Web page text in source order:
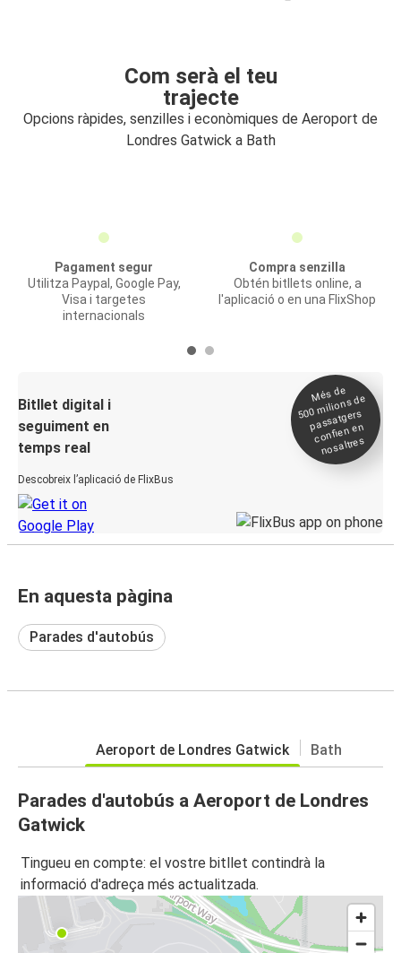
Com serà el teu
trajecte
Opcions ràpides, senzilles i econòmiques de Aeroport de
Londres Gatwick a Bath
Pagament segur
Utilitza Paypal, Google Pay,
Visa i targetes
internacionals
Compra senzilla
Obtén bitllets online, a
l'aplicació o en una FlixShop
Bitllet digital i
seguiment en
temps real
Descobreix l’aplicació de FlixBus
Més de
500
milions de
passatgers
confien en
nosaltres
En aquesta pàgina
Parades d'autobús
Aeroport de Londres Gatwick Bath
Parades d'autobús a Aeroport de Londres
Gatwick
Tingueu en compte: el vostre bitllet contindrà la
informació d'adreça més actualitzada.